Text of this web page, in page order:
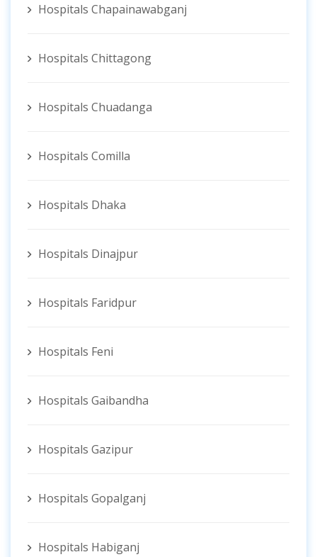
Hospitals Chapainawabganj
Hospitals Chittagong
Hospitals Chuadanga
Hospitals Comilla
Hospitals Dhaka
Hospitals Dinajpur
Hospitals Faridpur
Hospitals Feni
Hospitals Gaibandha
Hospitals Gazipur
Hospitals Gopalganj
Hospitals Habiganj